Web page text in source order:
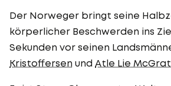
Der Norweger bringt seine
körperlicher Beschwerden ins
Sekunden vor seinen
Kristoffersen und Atle Lie